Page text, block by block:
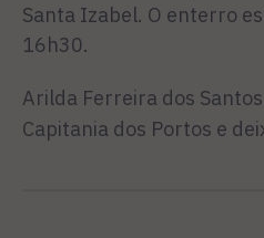
Santa Izabel. O enterro
16h30.
Arilda Ferreira dos
Capitania dos Portos e